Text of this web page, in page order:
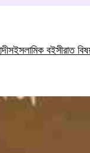
ইসলামিক বইসীরাত